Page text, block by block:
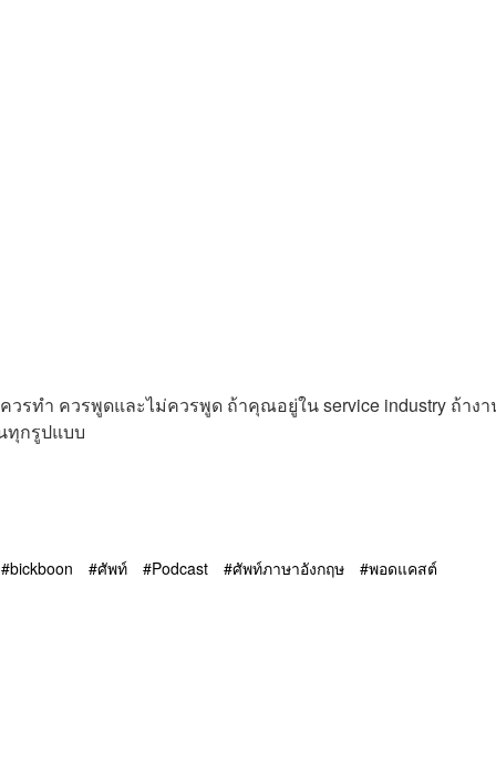
วรทำ ควรพูดและไม่ควรพูด ถ้าคุณอยู่ใน service industry ถ้าง
ทุกรูปแบบ
bickboon ศัพท์ Podcast ศัพท์ภาษาอังกฤษ
พอดแคสต์